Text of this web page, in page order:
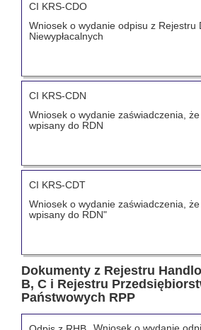
CI KRS-CDO
Wniosek o wydanie odpisu z Rejestru
Niewypłacalnych
CI KRS-CDN
Wniosek o wydanie zaświadczenia,
wpisany do RDN
CI KRS-CDT
Wniosek o wydanie zaświadczenia,
wpisany do RDN"
Dokumenty z Rejestru
B, C i Rejestru
Państwowych RPP